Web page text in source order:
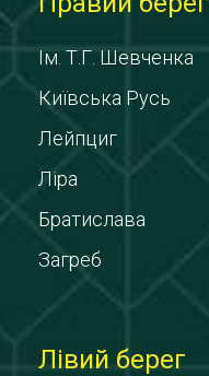
Ім. Т.Г. Шевченка
Київська Русь
Лейпциг
Ліра
Братислава
Загреб
Лівий берег